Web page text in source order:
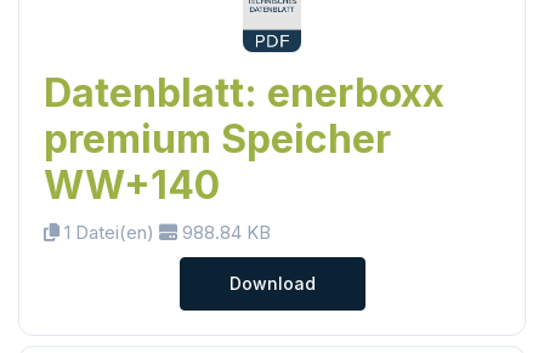
Datenblatt: enerboxx
premium Speicher
WW+140
1 Datei(en) 988.84 KB
Download